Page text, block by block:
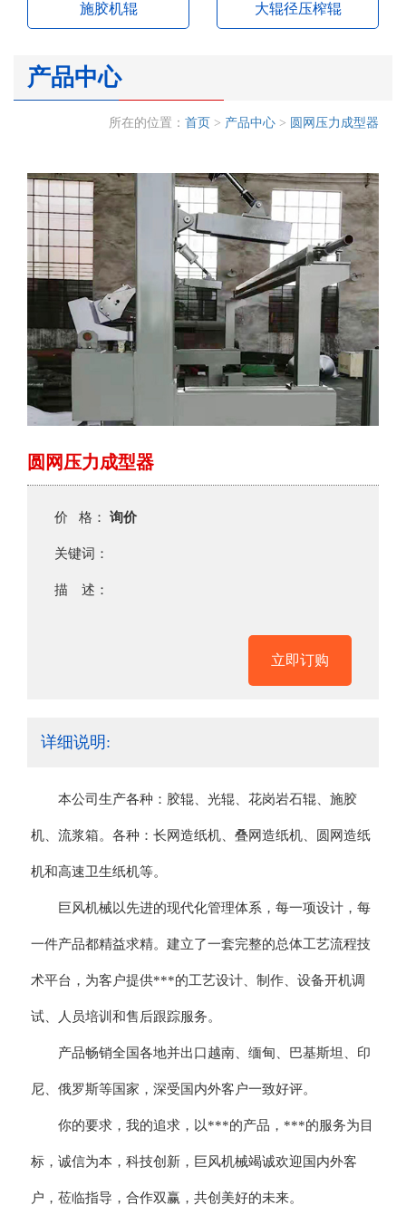
施胶机辊 大辊径压榨辊
产品中心
所在的位置： 首页 > 产品中心 > 圆网压力成型器
圆网压力成型器
价 格： 询价
关键词：
描 述：
立即订购
详细说明:
本公司生产各种：胶辊、光辊、花岗岩石辊、施胶
机、流浆箱。各种：长网造纸机、叠网造纸机、圆网造纸
机和高速卫生纸机等。
巨风机械以先进的现代化管理体系，每一项设计，每
一件产品都精益求精。建立了一套完整的总体工艺流程技
术平台，为客户提供***的工艺设计、制作、设备开机调
试、人员培训和售后跟踪服务。
产品畅销全国各地并出口越南、缅甸、巴基斯坦、印
尼、俄罗斯等国家，深受国内外客户一致好评。
你的要求，我的追求，以***的产品，***的服务为目
标，诚信为本，科技创新，巨风机械竭诚欢迎国内外客
户，莅临指导，合作双赢，共创美好的未来。